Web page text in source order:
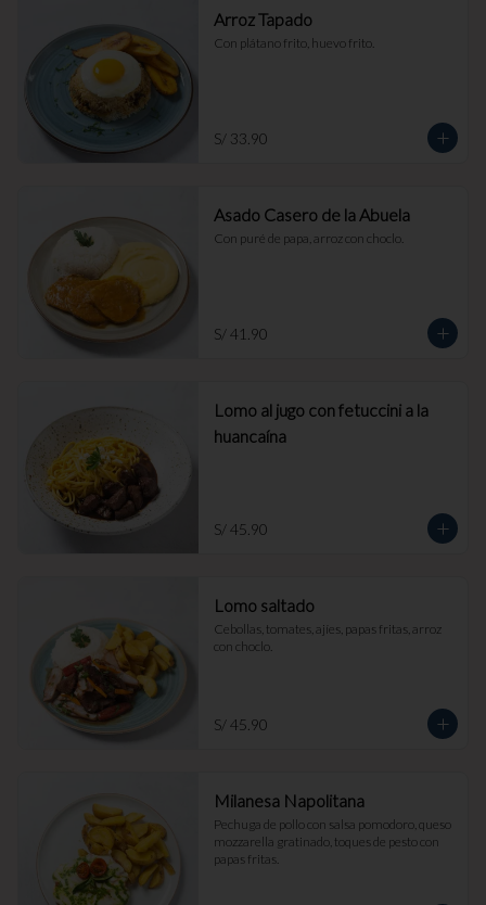
Arroz Tapado
Con plátano frito, huevo frito.
S/ 33.90
Asado Casero de la Abuela
Con puré de papa, arroz con choclo.
S/ 41.90
Lomo al jugo con fetuccini a la
huancaína
S/ 45.90
Lomo saltado
Cebollas, tomates, ajíes, papas fritas, arroz
con choclo.
S/ 45.90
Milanesa Napolitana
Pechuga de pollo con salsa pomodoro, queso
mozzarella gratinado, toques de pesto con
papas fritas.